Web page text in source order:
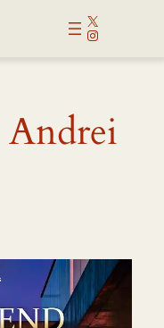
X
Instagram
Andrei